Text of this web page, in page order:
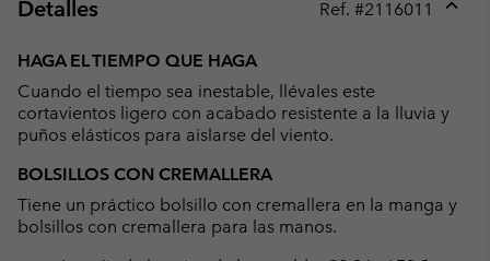
Detalles Ref. #2116011
HAGA EL TIEMPO QUE HAGA
Cuando el tiempo sea inestable, llévales este
cortavientos ligero con acabado resistente a la lluvia y
puños elásticos para aislarse del viento.
BOLSILLOS CON CREMALLERA
Tiene un práctico bolsillo con cremallera en la manga y
bolsillos con cremallera para las manos.